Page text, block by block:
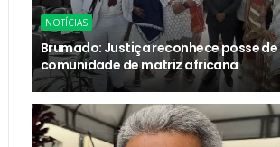
NOTÍCIAS
Brumado: Justiça reconhece posse
comunidade de matriz africana